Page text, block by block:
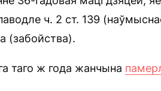
ч. 2 ст. 139
(забойства).
таго ж года жанчына